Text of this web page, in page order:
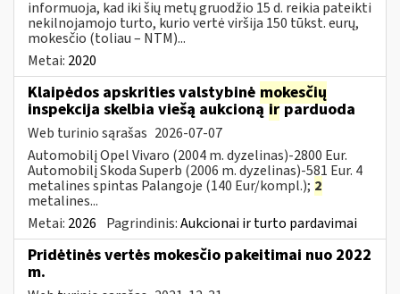
informuoja, kad iki šių metų gruodžio 15 d. reikia pateikti
nekilnojamojo turto, kurio vertė viršija 150 tūkst. eurų,
mokesčio (toliau – NTM)...
Metai: 2020
Klaipėdos apskrities valstybinė mokesčių
inspekcija skelbia viešą aukcionąirparduoda
Web turinio sąrašas 2026-07-07
Automobilį Opel Vivaro (2004 m. dyzelinas)-2800 Eur.
Automobilį Skoda Superb (2006 m. dyzelinas)-581 Eur. 4
metalines spintas Palangoje (140 Eur/kompl.); 2
metalines...
Metai: 2026 Pagrindinis:Aukcionai ir turto pardavimai
Pridėtinės vertės mokesčio pakeitimai nuo 2022
m.